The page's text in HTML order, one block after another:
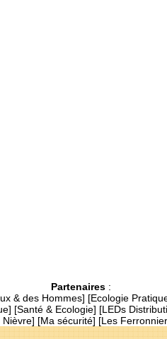
Partenaires:
& des Hommes] [Ecologie
] [Santé & Ecologie] [LEDs
Nièvre] [Ma sécurité] [Les